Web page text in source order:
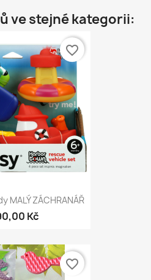
ve stejné kategorii:
MALÝ ZÁCHRANÁŘ
Kč
favorite_border
favorite_border